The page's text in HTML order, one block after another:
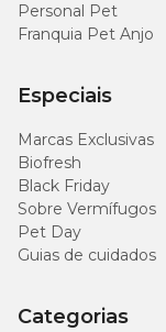
Personal Pet
Franquia Pet Anjo
Especiais
Marcas Exclusivas
Biofresh
Black Friday
Sobre Vermífugos
Pet Day
Guias de cuidados
Categorias